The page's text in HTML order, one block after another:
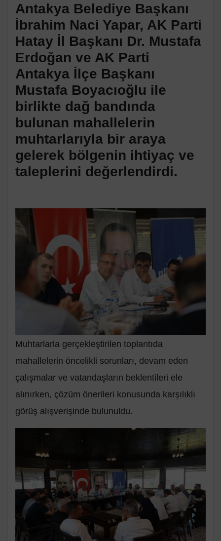
Antakya Belediye Başkanı
İbrahim Naci Yapar, AK Parti
Hatay İl Başkanı Dr. Mustafa
Erdoğan ve AK Parti
Antakya İlçe Başkanı
Mustafa Boyacıoğlu ile
birlikte dağ bandında
bulunan mahallelerin
muhtarlarıyla bir araya
gelerek bölgenin ihtiyaç ve
taleplerini değerlendirdi.
Muhtarlarla gerçekleştirilen toplantıda
mahallelerin öncelikli sorunları, devam eden
çalışmalar ve vatandaşların beklentileri ele
alınırken, çözüm önerileri konusunda karşılıklı
görüş alışverişinde bulunuldu.